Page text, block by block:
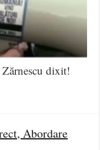
dixit!
Abordare